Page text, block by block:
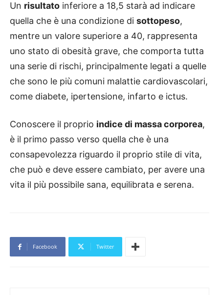
Un risultato inferiore a 18,5 starà ad indicare
quella che è una condizione di sottopeso,
mentre un valore superiore a 40, rappresenta
uno stato di obesità grave, che comporta tutta
una serie di rischi, principalmente legati a quelle
che sono le più comuni malattie cardiovascolari,
come diabete, ipertensione, infarto e ictus.
Conoscere il proprio indice di massa corporea,
è il primo passo verso quella che è una
consapevolezza riguardo il proprio stile di vita,
che può e deve essere cambiato, per avere una
vita il più possibile sana, equilibrata e serena.
Facebook Twitter